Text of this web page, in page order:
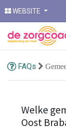
WEBSITE
FAQs
Welke
Oost